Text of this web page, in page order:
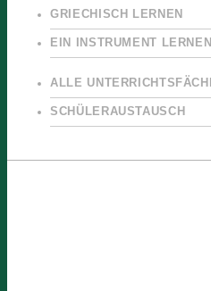
GRIECHISCH LERNEN
EIN INSTRUMENT LERNEN
ALLE
SCHÜLERAUSTAUSCH